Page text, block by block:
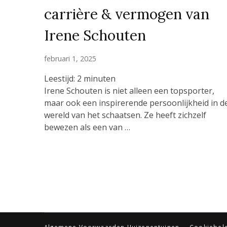
carrière & vermogen van
Irene Schouten
februari 1, 2025
Leestijd: 2 minuten
Irene Schouten is niet alleen een topsporter,
maar ook een inspirerende persoonlijkheid in
wereld van het schaatsen. Ze heeft zichzelf
bewezen als een van …